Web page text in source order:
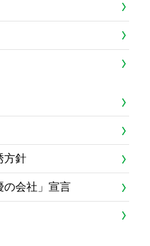
方針
の会社」宣言